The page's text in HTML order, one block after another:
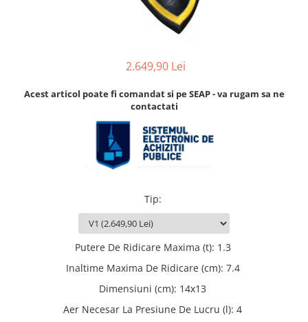
Detectoare de gaze
Accesorii detectare de gaz
Dispozitive de masurare radiatii
Diverse dispozitive de masurare
Sisteme de avertizare
Accesorii stingatoare, paturi si
2.649,90 Lei
Acest articol poate fi comandat si pe SEAP - va rugam sa ne
contactati
Tip:
Putere De Ridicare Maxima (t): 1.3
Inaltime Maxima De Ridicare (cm): 7.4
Dimensiuni (cm): 14x13
Aer Necesar La Presiune De Lucru (l): 4